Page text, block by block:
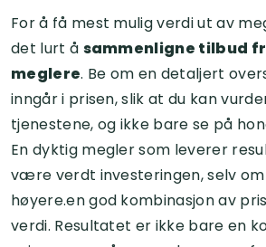
For å få mest mulig verdi ut av
det lurt å sammenligne tilbud
meglere. Be om en detaljert
inngår i prisen, slik at du kan
tjenestene, og ikke bare se på
En dyktig megler som leverer
være verdt investeringen, selv
høyere.en god kombinasjon av
verdi. Resultatet er ikke bare en